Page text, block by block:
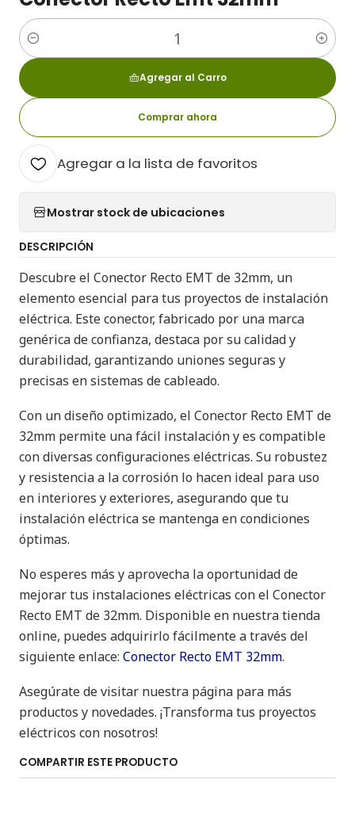
Cantidad
Agregar al Carro
Comprar ahora
Agregar a la lista de favoritos
Mostrar stock de ubicaciones
DESCRIPCIÓN
Descubre el Conector Recto EMT de 32mm, un
elemento esencial para tus proyectos de instalación
eléctrica. Este conector, fabricado por una marca
genérica de confianza, destaca por su calidad y
durabilidad, garantizando uniones seguras y
precisas en sistemas de cableado.
Con un diseño optimizado, el Conector Recto EMT de
32mm permite una fácil instalación y es compatible
con diversas configuraciones eléctricas. Su robustez
y resistencia a la corrosión lo hacen ideal para uso
en interiores y exteriores, asegurando que tu
instalación eléctrica se mantenga en condiciones
óptimas.
No esperes más y aprovecha la oportunidad de
mejorar tus instalaciones eléctricas con el Conector
Recto EMT de 32mm. Disponible en nuestra tienda
online, puedes adquirirlo fácilmente a través del
siguiente enlace: Conector Recto EMT 32mm.
Asegúrate de visitar nuestra página para más
productos y novedades. ¡Transforma tus proyectos
eléctricos con nosotros!
COMPARTIR ESTE PRODUCTO